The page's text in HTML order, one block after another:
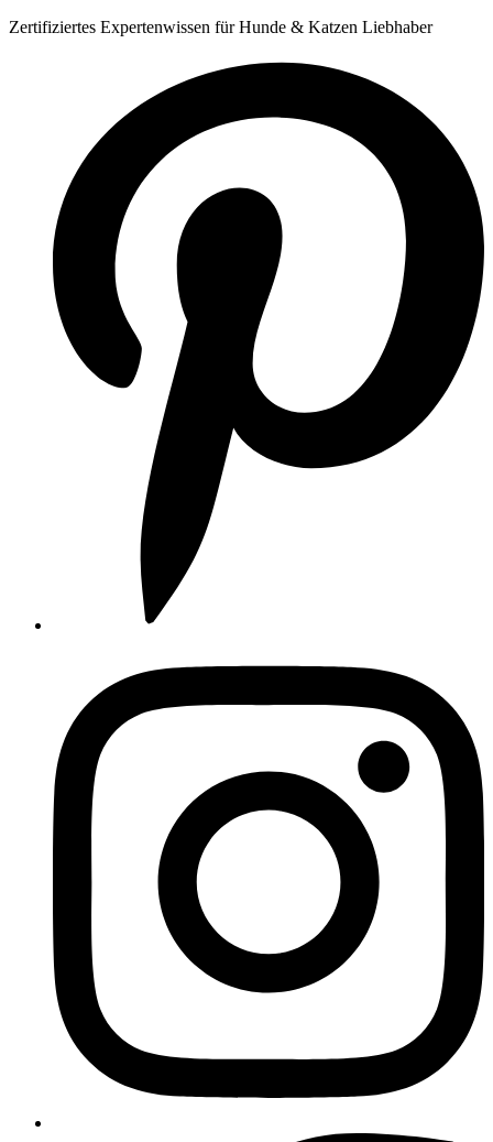
Zum
Zertifiziertes Expertenwissen für Hunde & Katzen Liebhaber